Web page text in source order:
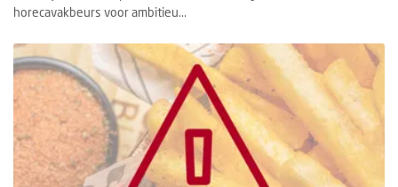
horecavakbeurs voor ambitieu...